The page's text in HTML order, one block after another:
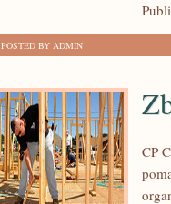
POSTED BY ADMIN
CP